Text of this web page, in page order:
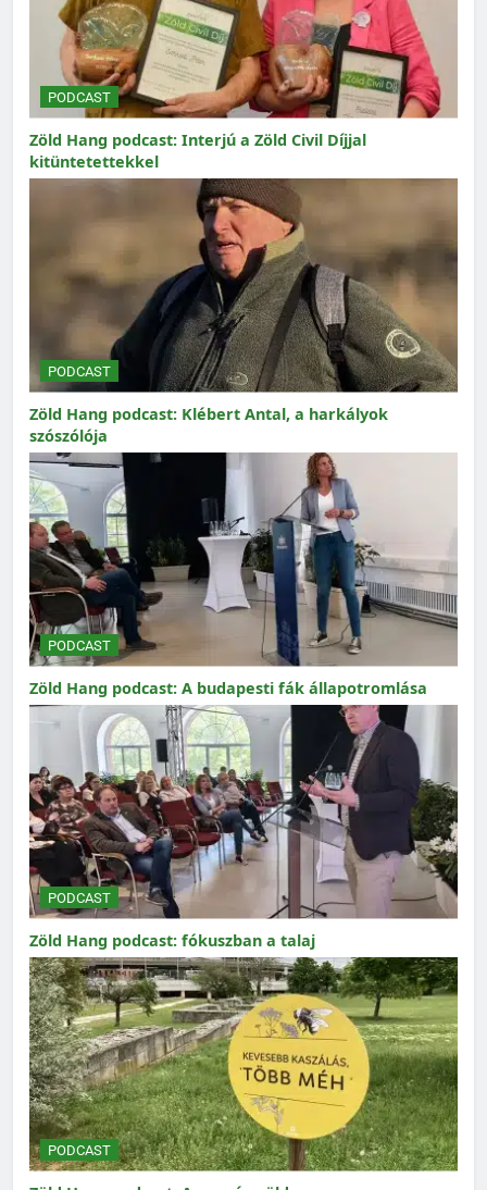
PODCAST
Zöld Hang podcast: Interjú a Zöld Civil Díjjal
kitüntetettekkel
PODCAST
Zöld Hang podcast: Klébert Antal, a harkályok
szószólója
PODCAST
Zöld Hang podcast: A budapesti fák állapotromlása
PODCAST
Zöld Hang podcast: fókuszban a talaj
PODCAST